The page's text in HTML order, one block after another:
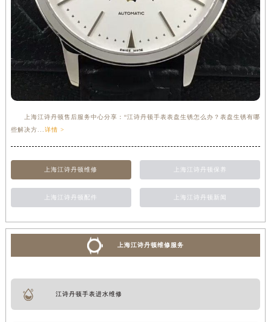
上海江诗丹顿售后服务中心分享：“江诗丹顿手表表盘生锈怎么办？表盘生锈有哪
些解决方...详情 >
上海江诗丹顿维修 上海江诗丹顿保养
上海江诗丹顿配件 上海江诗丹顿新闻
上海江诗丹顿维修服务
江诗丹顿手表进水维修